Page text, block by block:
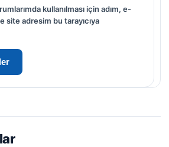
kullanılması için adım, e-
site adresim bu tarayıcıya